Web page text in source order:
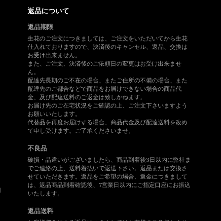
返品について
返品期限
生花のご注文につきましては、ご注文をいただいてから生花
仕入れておりますので、決済後のキャンセル、返品、交換は
お受け出来ません。
また、ご注文、決済後のご依頼日の変更はお受け出来ませ
ん。
配達先長期のご不在の場合、またご住所の不備の場合、また
配達先のご都合などで商品をお届けできない場合の商品代
金、及び配達送料のご返金は致しかねます。
お届け先のご在宅状況をご確認の上、ご注文下さいますよう
お願いいたします。
代替品を再度お届けする場合、商品代金及び配達送料を改め
て申し受けます。ご了承くださいませ。
不良品
破損・品違いがございましたら、商品到着後3日以内に弊社ま
でご連絡の上、送料着払いで返送下さい。返品または交換さ
せていただきます。返品をご希望の場合、返金につきまして
は、返品商品到着確認後、7営業日以内にご指定口座にお振込
いたします。
返品送料